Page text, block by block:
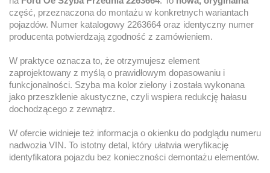
część, przeznaczona do montażu w konkretnych wariantach
pojazdów. Numer katalogowy 2263664 oraz identyczny numer
producenta potwierdzają zgodność z zamówieniem.
W praktyce oznacza to, że otrzymujesz element
zaprojektowany z myślą o prawidłowym dopasowaniu i
funkcjonalności. Szyba ma kolor zielony i została wykonana
jako przeszklenie akustyczne, czyli wspiera redukcję hałasu
dochodzącego z zewnątrz.
W ofercie widnieje też informacja o okienku do podglądu numeru
nadwozia VIN. To istotny detal, który ułatwia weryfikację
identyfikatora pojazdu bez konieczności demontażu elementów.